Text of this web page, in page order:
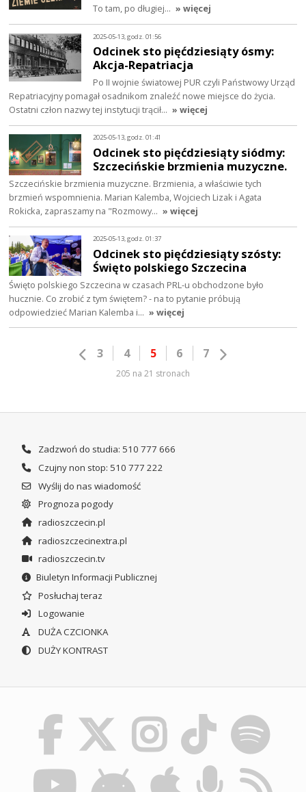
To tam, po długiej… » więcej
2025-05-13, godz. 01:56
Odcinek sto pięćdziesiąty ósmy:
Akcja-Repatriacja
Po II wojnie światowej PUR czyli Państwowy Urząd
Repatriacyjny pomagał osadnikom znaleźć nowe miejsce do życia.
Ostatni człon nazwy tej instytucji trącił… » więcej
2025-05-13, godz. 01:41
Odcinek sto pięćdziesiąty siódmy:
Szczecińskie brzmienia muzyczne.
Szczecińskie brzmienia muzyczne. Brzmienia, a właściwie tych
brzmień wspomnienia. Marian Kalemba, Wojciech Lizak i Agata
Rokicka, zapraszamy na "Rozmowy… » więcej
2025-05-13, godz. 01:37
Odcinek sto pięćdziesiąty szósty:
Święto polskiego Szczecina
Święto polskiego Szczecina w czasach PRL-u obchodzone było
hucznie. Co zrobić z tym świętem? - na to pytanie próbują
odpowiedzieć Marian Kalemba i… » więcej
3 4 5 6 7
205 na 21 stronach
Zadzwoń do studia: 510 777 666
Czujny non stop: 510 777 222
Wyślij do nas wiadomość
Prognoza pogody
radioszczecin.pl
radioszczecinextra.pl
radioszczecin.tv
Biuletyn Informacji Publicznej
Posłuchaj teraz
Logowanie
DUŻA CZCIONKA
DUŻY KONTRAST